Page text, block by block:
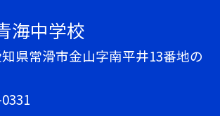
海中学校
知県常滑市金山字南平井13番地の